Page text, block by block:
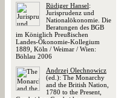
Rüdiger Hansel:
Jurisprudenz und
Nationalökonomie. Die
Beratungen des BGB
im Königlich Preußischen
Landes-Ökonomie-Kollegium
1889, Köln / Weimar / Wien:
Böhlau 2006
Andrzej Olechnowicz
(ed.): The Monarchy
and the British Nation,
1780 to the Present,